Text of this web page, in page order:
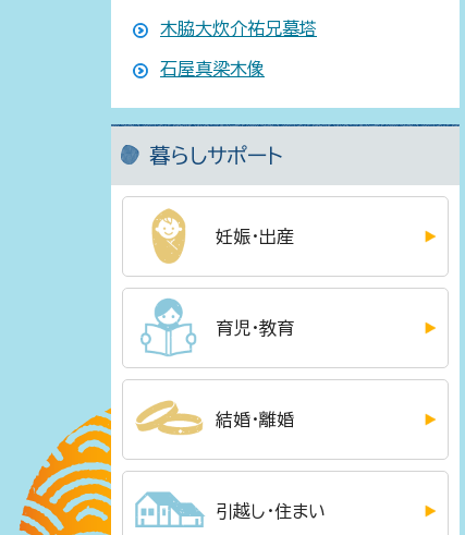
木脇大炊介祐兄墓塔
石屋真梁木像
暮らしサポート
妊娠・出産
育児・教育
結婚・離婚
引越し・住まい